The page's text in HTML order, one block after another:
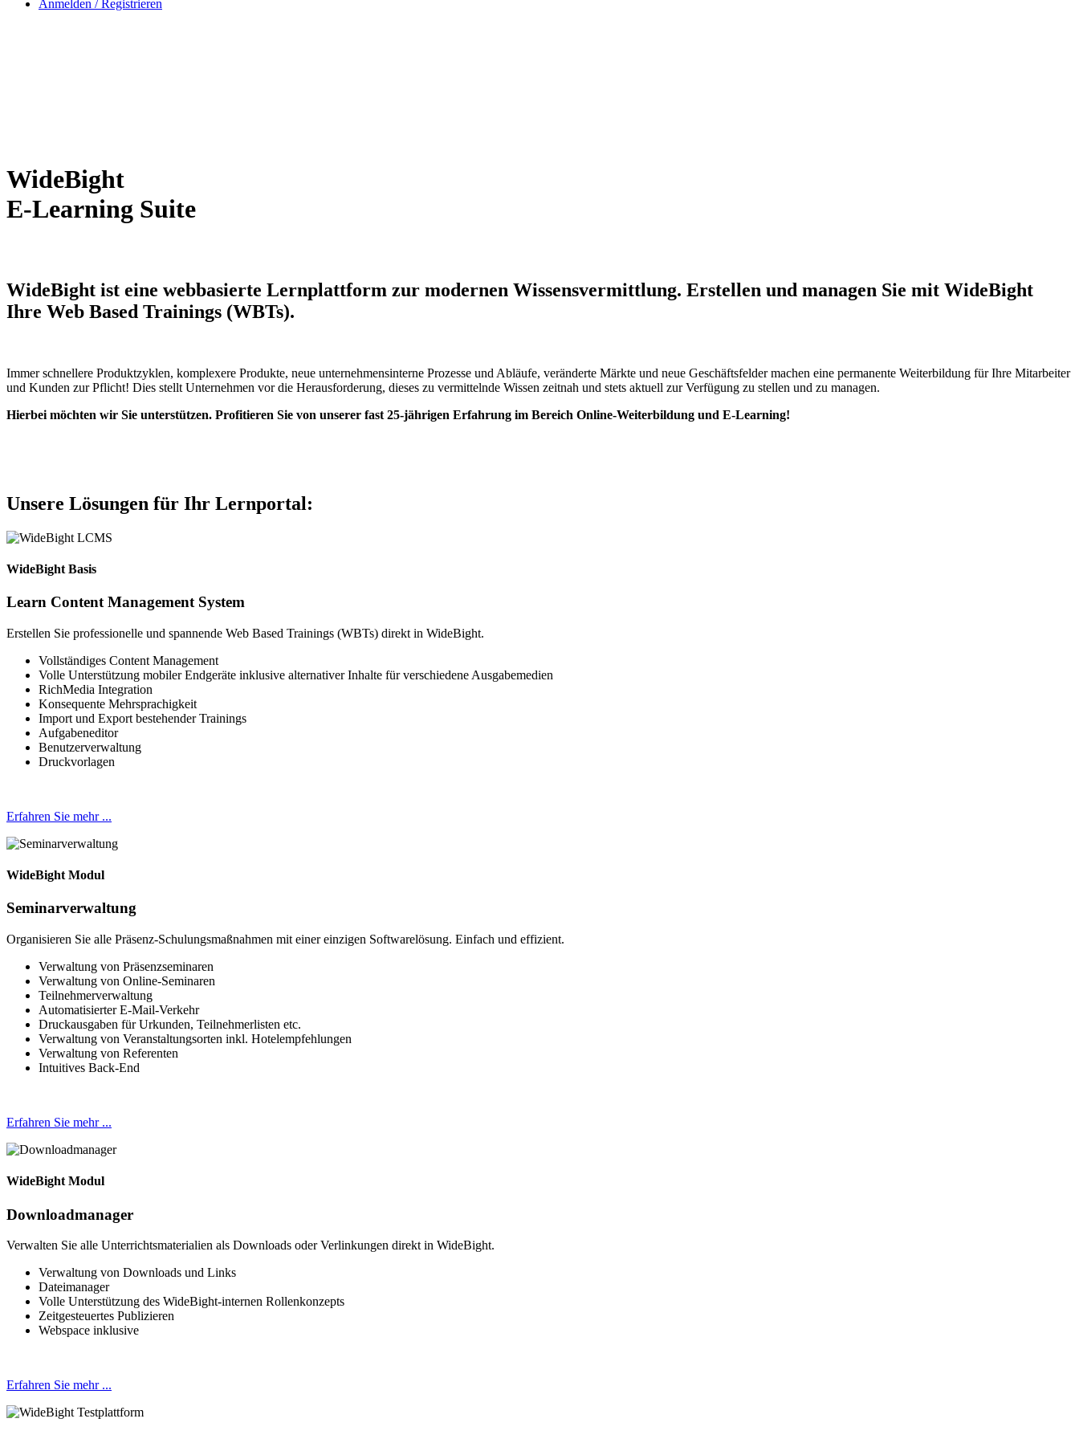
Anmelden / Registrieren
WideBight
E-Learning Suite
WideBight ist eine webbasierte Lernplattform zur modernen Wissensvermittlung. Erstellen und managen Sie mit WideBight
Ihre Web Based Trainings (WBTs).
Immer schnellere Produktzyklen, komplexere Produkte, neue unternehmensinterne Prozesse und Abläufe, veränderte Märkte und neue Geschäftsfelder machen eine permanente Weiterbildung für Ihre Mitarbeiter
und Kunden zur Pflicht! Dies stellt Unternehmen vor die Herausforderung, dieses zu vermittelnde Wissen zeitnah und stets aktuell zur Verfügung zu stellen und zu managen.
Hierbei möchten wir Sie unterstützen. Profitieren Sie von unserer fast 25-jährigen Erfahrung im Bereich Online-Weiterbildung und E-Learning!
Unsere Lösungen für Ihr Lernportal:
WideBight Basis
Learn Content Management System
Erstellen Sie professionelle und spannende Web Based Trainings (WBTs) direkt in WideBight.
Vollständiges Content Management
Volle Unterstützung mobiler Endgeräte inklusive alternativer Inhalte für verschiedene Ausgabemedien
RichMedia Integration
Konsequente Mehrsprachigkeit
Import und Export bestehender Trainings
Aufgabeneditor
Benutzerverwaltung
Druckvorlagen
Erfahren Sie mehr ...
WideBight Modul
Seminarverwaltung
Organisieren Sie alle Präsenz-Schulungsmaßnahmen mit einer einzigen Softwarelösung. Einfach und effizient.
Verwaltung von Präsenzseminaren
Verwaltung von Online-Seminaren
Teilnehmerverwaltung
Automatisierter E-Mail-Verkehr
Druckausgaben für Urkunden, Teilnehmerlisten etc.
Verwaltung von Veranstaltungsorten inkl. Hotelempfehlungen
Verwaltung von Referenten
Intuitives Back-End
Erfahren Sie mehr ...
WideBight Modul
Downloadmanager
Verwalten Sie alle Unterrichtsmaterialien als Downloads oder Verlinkungen direkt in WideBight.
Verwaltung von Downloads und Links
Dateimanager
Volle Unterstützung des WideBight-internen Rollenkonzepts
Zeitgesteuertes Publizieren
Webspace inklusive
Erfahren Sie mehr ...